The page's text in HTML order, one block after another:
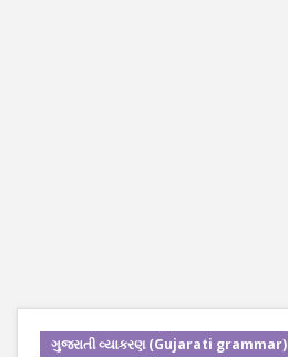
ગુજરાતી વ્યાકરણ (Gujarati grammar)